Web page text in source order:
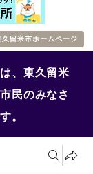
久留米市ホームページ
、東久留米
民のみなさ
。